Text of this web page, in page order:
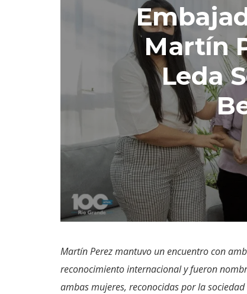
Martín
Leda
Martín Perez mantuvo un encuentro con
reconocimiento internacional y fueron
ambas mujeres, reconocidas por la